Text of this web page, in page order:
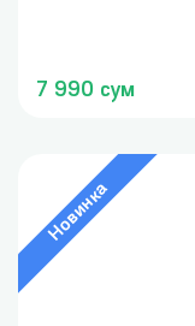
7 990 сум
Новинка